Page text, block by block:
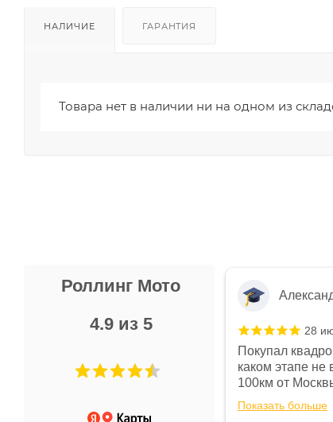
НАЛИЧИЕ ГАРАНТИЯ
Товара нет в наличии ни на одном из
Роллинг Мото
4.9 из 5
Не понравились условия
и дают только на год)
28
Покупал
каком этапе не
100км от
спидометре
постоянно
Показать больше